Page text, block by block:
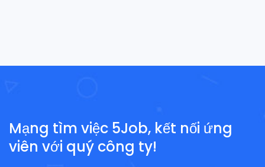
Mạng tìm việc 5Job, kết nối ứng
viên với quý công ty!